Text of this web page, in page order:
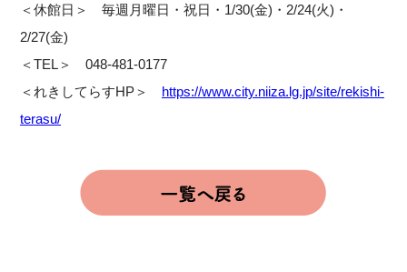
＜休館日＞ 毎週月曜日・祝日・1/30(金)・2/24(火)・
2/27(金)
＜TEL＞ 048-481-0177
＜れきしてらすHP＞ https://www.city.niiza.lg.jp/site/rekishi-
terasu/